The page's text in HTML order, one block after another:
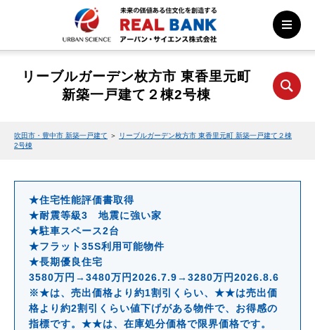
リーブルガーデン枚方市 東香里元町
新築一戸建て２棟2号棟
吹田市・豊中市 新築一戸建て ＞
リーブルガーデン枚方市 東香里元町 新築一戸建て２棟
2号棟
★住宅性能評価書取得
★耐震等級3 地震に強い家
★駐車スペース2台
★フラット35S利用可能物件
★長期優良住宅
3580万円→3480万円2026.7.9→3280万円2026.8.6
※★は、売出価格より約1割引くらい、★★は売出価
格より約2割引くらい値下げがある物件で、お得感の
指標です。★★は、在庫処分価格で限界価格です。